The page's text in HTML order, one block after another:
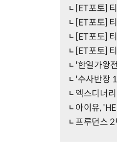
[ET포토]
[ET포토]
[ET포토]
[ET포토]
'한일가왕
'수사반장
엑스디너
아이유,
프루던스